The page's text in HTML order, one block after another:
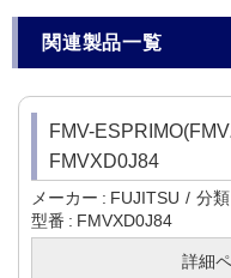
関連製品一覧
FMV-
FMVXD0J84
メーカー FUJITSU 分類
型番
FMVXD0J84
詳細